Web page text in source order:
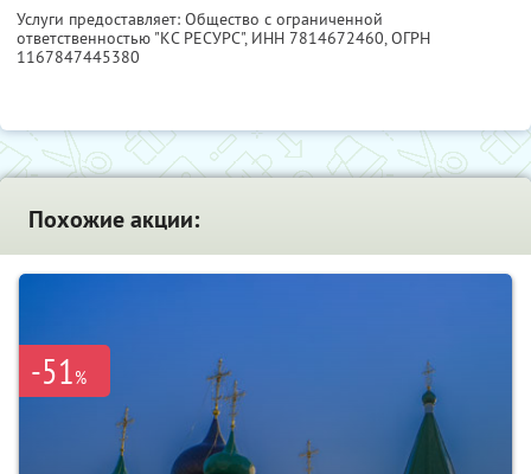
Услуги предоставляет: Общество с ограниченной
ответственностью "КС РЕСУРС", ИНН 7814672460, ОГРН
1167847445380
Похожие акции:
-51%